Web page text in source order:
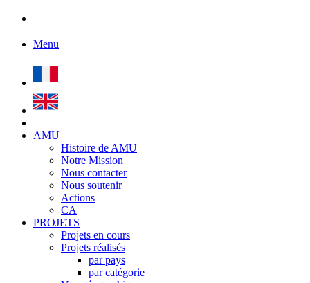
Menu
AMU
Histoire de AMU
Notre Mission
Nous contacter
Nous soutenir
Actions
CA
PROJETS
Projets en cours
Projets réalisés
par pays
par catégorie